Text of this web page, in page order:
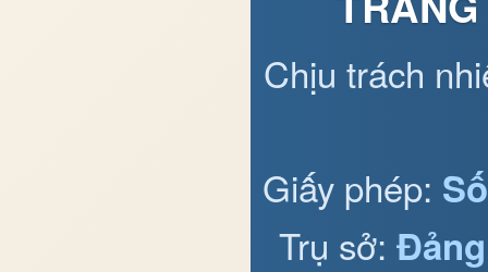
Chịu trách
Giấy phép:
Trụ sở: